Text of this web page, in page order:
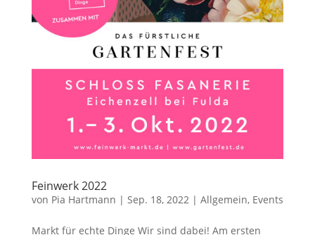
Feinwerk 2022
von Pia Hartmann | Sep. 18, 2022| Allgemein, Events
Markt für echte Dinge Wir sind dabei! Am ersten